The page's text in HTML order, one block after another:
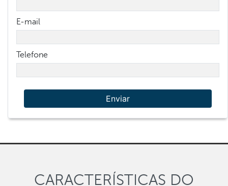
E-mail
Telefone
Enviar
CARACTERÍSTICAS DO